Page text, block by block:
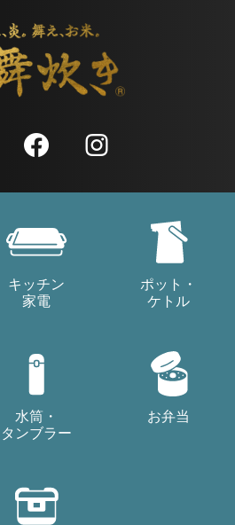
キッチン
家電
ポット・
ケトル
水筒・
タンブラー
お弁当